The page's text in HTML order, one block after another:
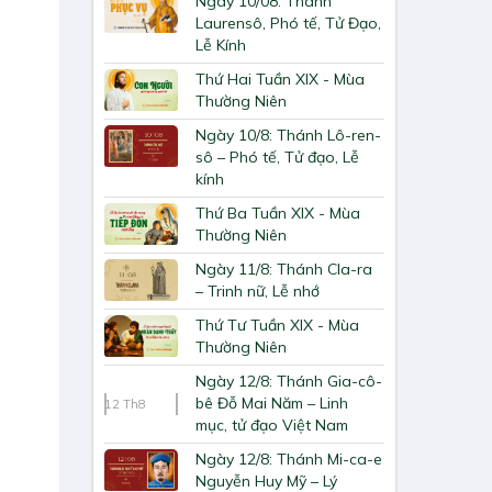
Laurensô, Phó tế, Tử Đạo,
Lễ Kính
Thứ Hai Tuần XIX - Mùa
Thường Niên
Ngày 10/8: Thánh Lô-ren-
sô – Phó tế, Tử đạo, Lễ
kính
Thứ Ba Tuần XIX - Mùa
Thường Niên
Ngày 11/8: Thánh Cla-ra
– Trinh nữ, Lễ nhớ
Thứ Tư Tuần XIX - Mùa
Thường Niên
12 Th8
Ngày 12/8: Thánh Gia-cô-
bê Đỗ Mai Năm – Linh
mục, tử đạo Việt Nam
Ngày 12/8: Thánh Mi-ca-e
Nguyễn Huy Mỹ – Lý